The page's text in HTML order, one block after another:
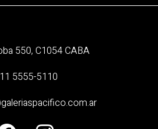
550, C1054 CABA
5555-5110